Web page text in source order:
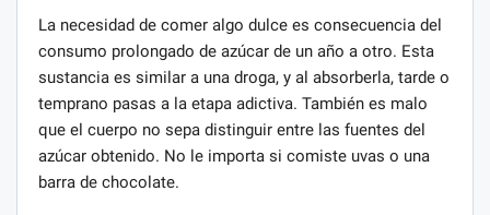
La necesidad de comer algo dulce es consecuencia del
consumo prolongado de azúcar de un año a otro. Esta
sustancia es similar a una droga, y al absorberla, tarde o
temprano pasas a la etapa adictiva. También es malo
que el cuerpo no sepa distinguir entre las fuentes del
azúcar obtenido. No le importa si comiste uvas o una
barra de chocolate.